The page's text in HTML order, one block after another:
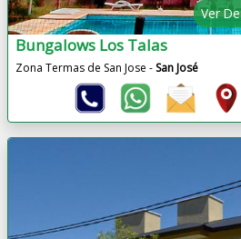
Ver
Bungalows Los Talas
Zona Termas de San Jose - San José